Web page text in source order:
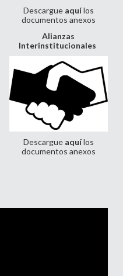
Descargue aquí los
documentos anexos
Alianzas
Interinstitucionales
Descargue aquílos
documentos anexos